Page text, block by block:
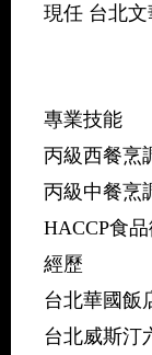
現任 台北
專業技能
丙級西餐烹
丙級中餐烹
HACCP食
經歷
台北華國飯
台北威斯汀